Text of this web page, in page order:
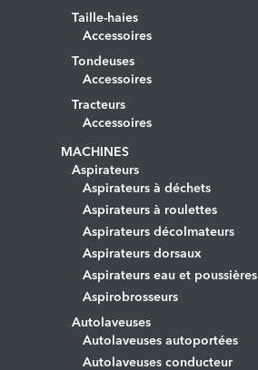
Taille-haies
Accessoires
Tondeuses
Accessoires
Tracteurs
Accessoires
MACHINES
Aspirateurs
Aspirateurs à déchets
Aspirateurs à roulettes
Aspirateurs décolmateurs
Aspirateurs dorsaux
Aspirateurs eau et poussières
Aspirobrosseurs
Autolaveuses
Autolaveuses autoportées
Autolaveuses conducteur